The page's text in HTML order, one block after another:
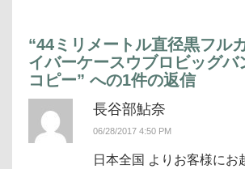
“44ミリメートル直径黒フル
イバーケースウブロビッグバ
コピー” への1件の返信
長谷部鮎奈
06/28/2017 4:50 PM
日本全国 よりお客様にお